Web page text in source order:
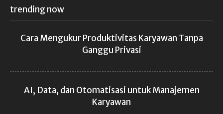
trending now
Cara Mengukur Produktivitas Karyawan Tanpa
Ganggu Privasi
AI, Data, dan Otomatisasi untuk Manajemen
Karyawan